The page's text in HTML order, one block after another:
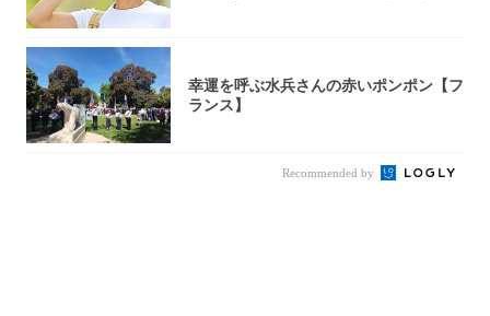
幸運を呼ぶ水兵さんの赤いポンポン【フ
ランス】
Recommended by